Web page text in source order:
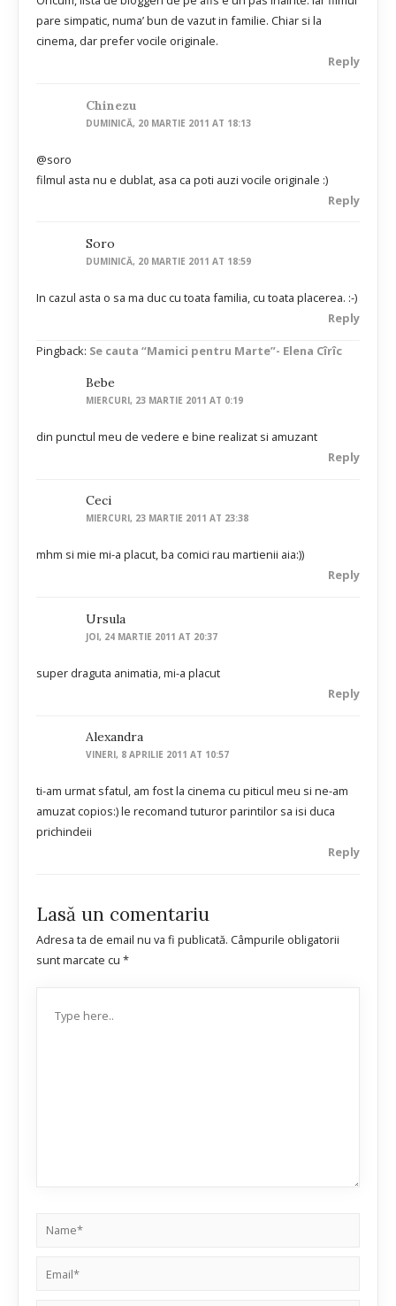
pare simpatic, numa’ bun de vazut in familie. Chiar si la
cinema, dar prefer vocile originale.
Reply
Chinezu
DUMINICĂ, 20 MARTIE 2011 AT 18:13
@soro
filmul asta nu e dublat, asa ca poti auzi vocile originale :)
Reply
Soro
DUMINICĂ, 20 MARTIE 2011 AT 18:59
In cazul asta o sa ma duc cu toata familia, cu toata placerea. :-)
Reply
Pingback: Se cauta “Mamici pentru Marte”- Elena Cîrîc
Bebe
MIERCURI, 23 MARTIE 2011 AT 0:19
din punctul meu de vedere e bine realizat si amuzant
Reply
Ceci
MIERCURI, 23 MARTIE 2011 AT 23:38
mhm si mie mi-a placut, ba comici rau martienii aia:))
Reply
Ursula
JOI, 24 MARTIE 2011 AT 20:37
super draguta animatia, mi-a placut
Reply
Alexandra
VINERI, 8 APRILIE 2011 AT 10:57
ti-am urmat sfatul, am fost la cinema cu piticul meu si ne-am
amuzat copios:) le recomand tuturor parintilor sa isi duca
prichindeii
Reply
Lasă un comentariu
Adresa ta de email nu va fi publicată. Câmpurile obligatorii
sunt marcate cu *